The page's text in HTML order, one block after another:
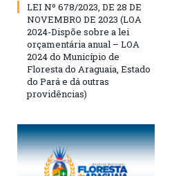
LEI Nº 678/2023, DE 28 DE
NOVEMBRO DE 2023 (LOA
2024-Dispõe sobre a lei
orçamentária anual – LOA
2024 do Município de
Floresta do Araguaia, Estado
do Pará e dá outras
providências)